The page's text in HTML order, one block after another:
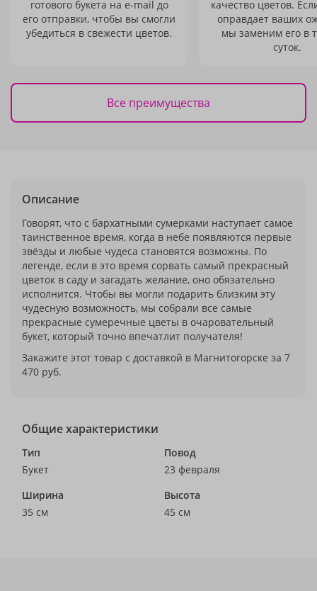
готового букета на e-mail до
его отправки, чтобы вы смогли
убедиться в свежести цветов.
качество цветов.
оправдает ваших
мы заменим его в
суток.
Все преимущества
Описание
Говорят, что с бархатными сумерками наступает самое
таинственное время, когда в небе появляются первые
звёзды и любые чудеса становятся возможны. По
легенде, если в это время сорвать самый прекрасный
цветок в саду и загадать желание, оно обязательно
исполнится. Чтобы вы могли подарить близким эту
чудесную возможность, мы собрали все самые
прекрасные сумеречные цветы в очаровательный
букет, который точно впечатлит получателя!
Закажите этот товар с доставкой в Магнитогорске за 7
470 руб.
Общие характеристики
Тип
Букет
Повод
23 февраля
Ширина
35 см
Высота
45 см